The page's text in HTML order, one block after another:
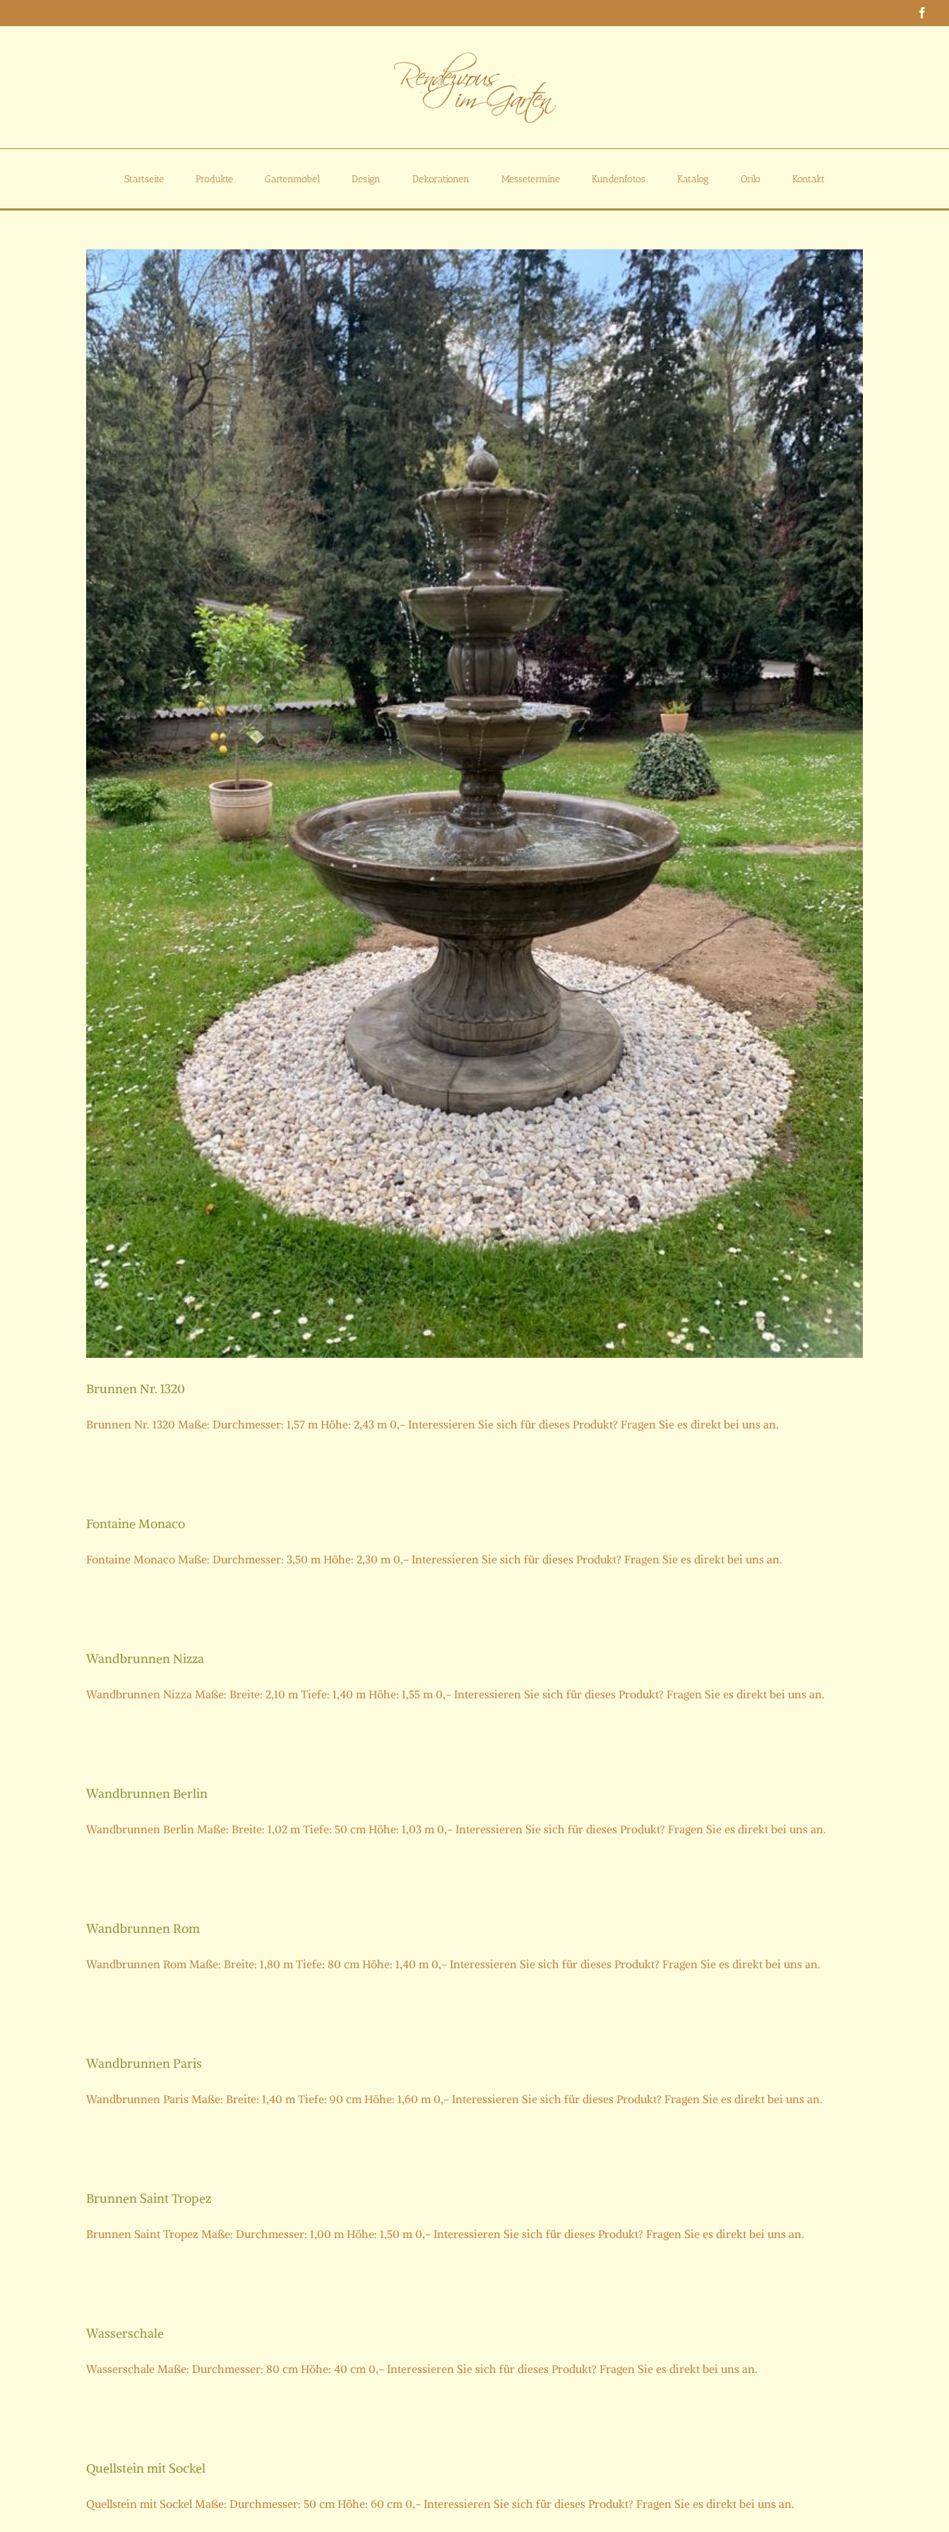
Inhalt
Startseite Produkte Gartenmöbel Design Dekorationen Messetermine Kundenfotos Katalog Orilo Kontakt
Brunnen Nr. 1320
Brunnen Nr. 1320 Maße: Durchmesser: 1,57 m Höhe: 2,43 m 0,- Interessieren Sie sich für dieses Produkt? Fragen Sie es direkt bei uns an.
Fontaine Monaco
Fontaine Monaco Maße: Durchmesser: 3,50 m Höhe: 2,30 m 0,- Interessieren Sie sich für dieses Produkt? Fragen Sie es direkt bei uns an.
Wandbrunnen Nizza
Wandbrunnen Nizza Maße: Breite: 2,10 m Tiefe: 1,40 m Höhe: 1,55 m 0,- Interessieren Sie sich für dieses Produkt? Fragen Sie es direkt bei uns an.
Wandbrunnen Berlin
Wandbrunnen Berlin Maße: Breite: 1,02 m Tiefe: 50 cm Höhe: 1,03 m 0,- Interessieren Sie sich für dieses Produkt? Fragen Sie es direkt bei uns an.
Wandbrunnen Rom
Wandbrunnen Rom Maße: Breite: 1,80 m Tiefe: 80 cm Höhe: 1,40 m 0,- Interessieren Sie sich für dieses Produkt? Fragen Sie es direkt bei uns an.
Wandbrunnen Paris
Wandbrunnen Paris Maße: Breite: 1,40 m Tiefe: 90 cm Höhe: 1,60 m 0,- Interessieren Sie sich für dieses Produkt? Fragen Sie es direkt bei uns an.
Brunnen Saint Tropez
Brunnen Saint Tropez Maße: Durchmesser: 1,00 m Höhe: 1,50 m 0,- Interessieren Sie sich für dieses Produkt? Fragen Sie es direkt bei uns an.
Wasserschale
Wasserschale Maße: Durchmesser: 80 cm Höhe: 40 cm 0,- Interessieren Sie sich für dieses Produkt? Fragen Sie es direkt bei uns an.
Quellstein mit Sockel
Quellstein mit Sockel Maße: Durchmesser: 50 cm Höhe: 60 cm 0,- Interessieren Sie sich für dieses Produkt? Fragen Sie es direkt bei uns an.